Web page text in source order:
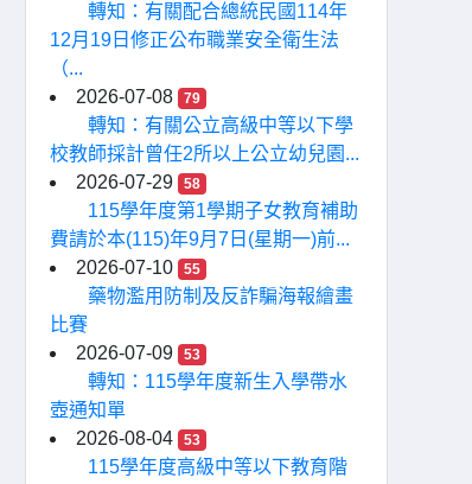
轉知：有關配合總統民國114年
12月19日修正公布職業安全衛生法
（...
2026-07-08
79
轉知：有關公立高級中等以下學
校教師採計曾任2所以上公立幼兒園...
2026-07-29
58
115學年度第1學期子女教育補助
費請於本(115)年9月7日(星期一)前...
2026-07-10
55
藥物濫用防制及反詐騙海報繪畫
比賽
2026-07-09
53
轉知：115學年度新生入學帶水
壺通知單
2026-08-04
53
115學年度高級中等以下教育階